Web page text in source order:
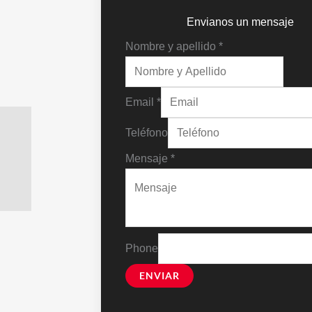
Envianos un mensaje
Nombre y apellido*
Email*
Teléfono
Mensaje*
Phone
ENVIAR